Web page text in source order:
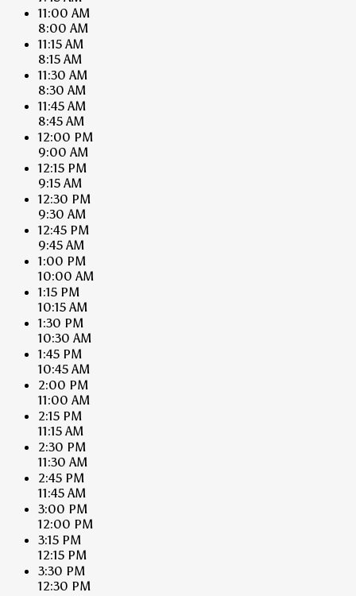
11:00 AM
8:00 AM
11:15 AM
8:15 AM
11:30 AM
8:30 AM
11:45 AM
8:45 AM
12:00 PM
9:00 AM
12:15 PM
9:15 AM
12:30 PM
9:30 AM
12:45 PM
9:45 AM
1:00 PM
10:00 AM
1:15 PM
10:15 AM
1:30 PM
10:30 AM
1:45 PM
10:45 AM
2:00 PM
11:00 AM
2:15 PM
11:15 AM
2:30 PM
11:30 AM
2:45 PM
11:45 AM
3:00 PM
12:00 PM
3:15 PM
12:15 PM
3:30 PM
12:30 PM